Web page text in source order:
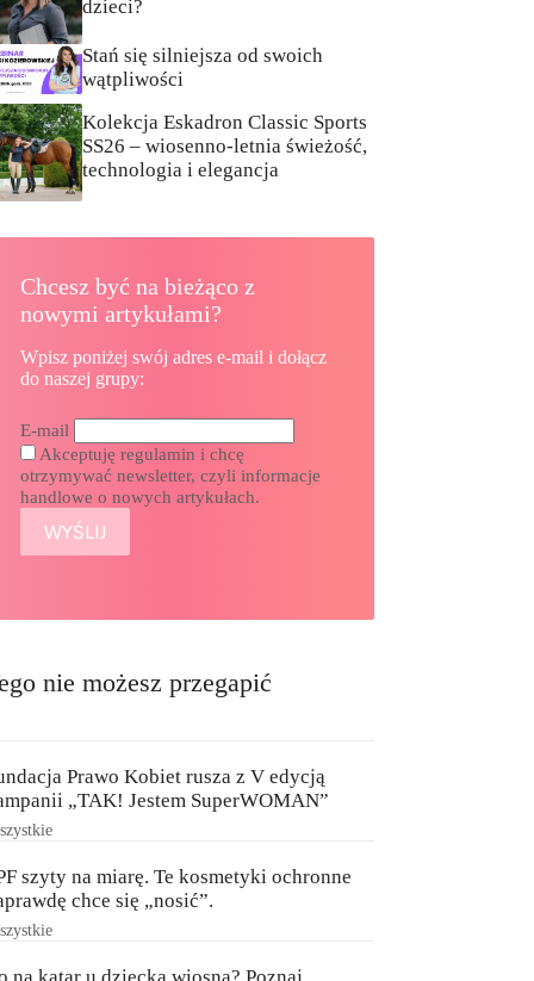
dzieci?
Stań się silniejsza od swoich
wątpliwości
Kolekcja Eskadron Classic Sports
SS26 – wiosenno-letnia świeżość,
technologia i elegancja
Chcesz być na bieżąco z
nowymi artykułami?
Wpisz poniżej swój adres e-mail i dołącz
do naszej grupy:
E-mail
Akceptuję regulamin i chcę
otrzymywać newsletter, czyli informacje
handlowe o nowych artykułach.
nie możesz przegapić
Prawo Kobiet rusza z V edycją
„TAK! Jestem SuperWOMAN”
szyty na miarę. Te kosmetyki ochronne
chce się „nosić”.